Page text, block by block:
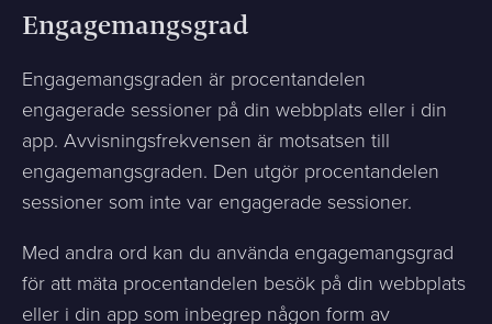
Engagemangsgrad
Engagemangsgraden är procentandelen
engagerade sessioner på din webbplats eller i din
app. Avvisningsfrekvensen är motsatsen till
engagemangsgraden. Den utgör procentandelen
sessioner som inte var engagerade sessioner.
Med andra ord kan du använda engagemangsgrad
för att mäta procentandelen besök på din webbplats
eller i din app som inbegrep någon form av